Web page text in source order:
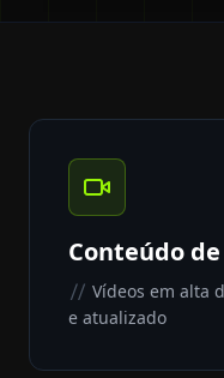
Conteúdo
// Vídeos em alta
e atualizado